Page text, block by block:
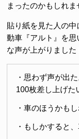
まったのかもしれま
貼り紙を見た人の
動車『アルト』を思
な声が上がりました
・思わず声が出
100枚差し上げた
・車のほうかもし
・もしかすると